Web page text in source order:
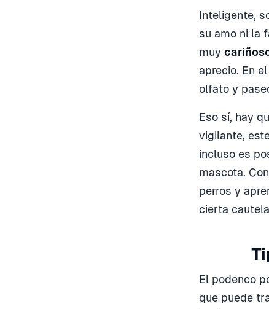
Inteligente,
su amo ni la
muy
aprecio. En
olfato y
Eso sí, hay
vigilante,
incluso es
mascota. Con
perros y
cierta
El podenco
que puede